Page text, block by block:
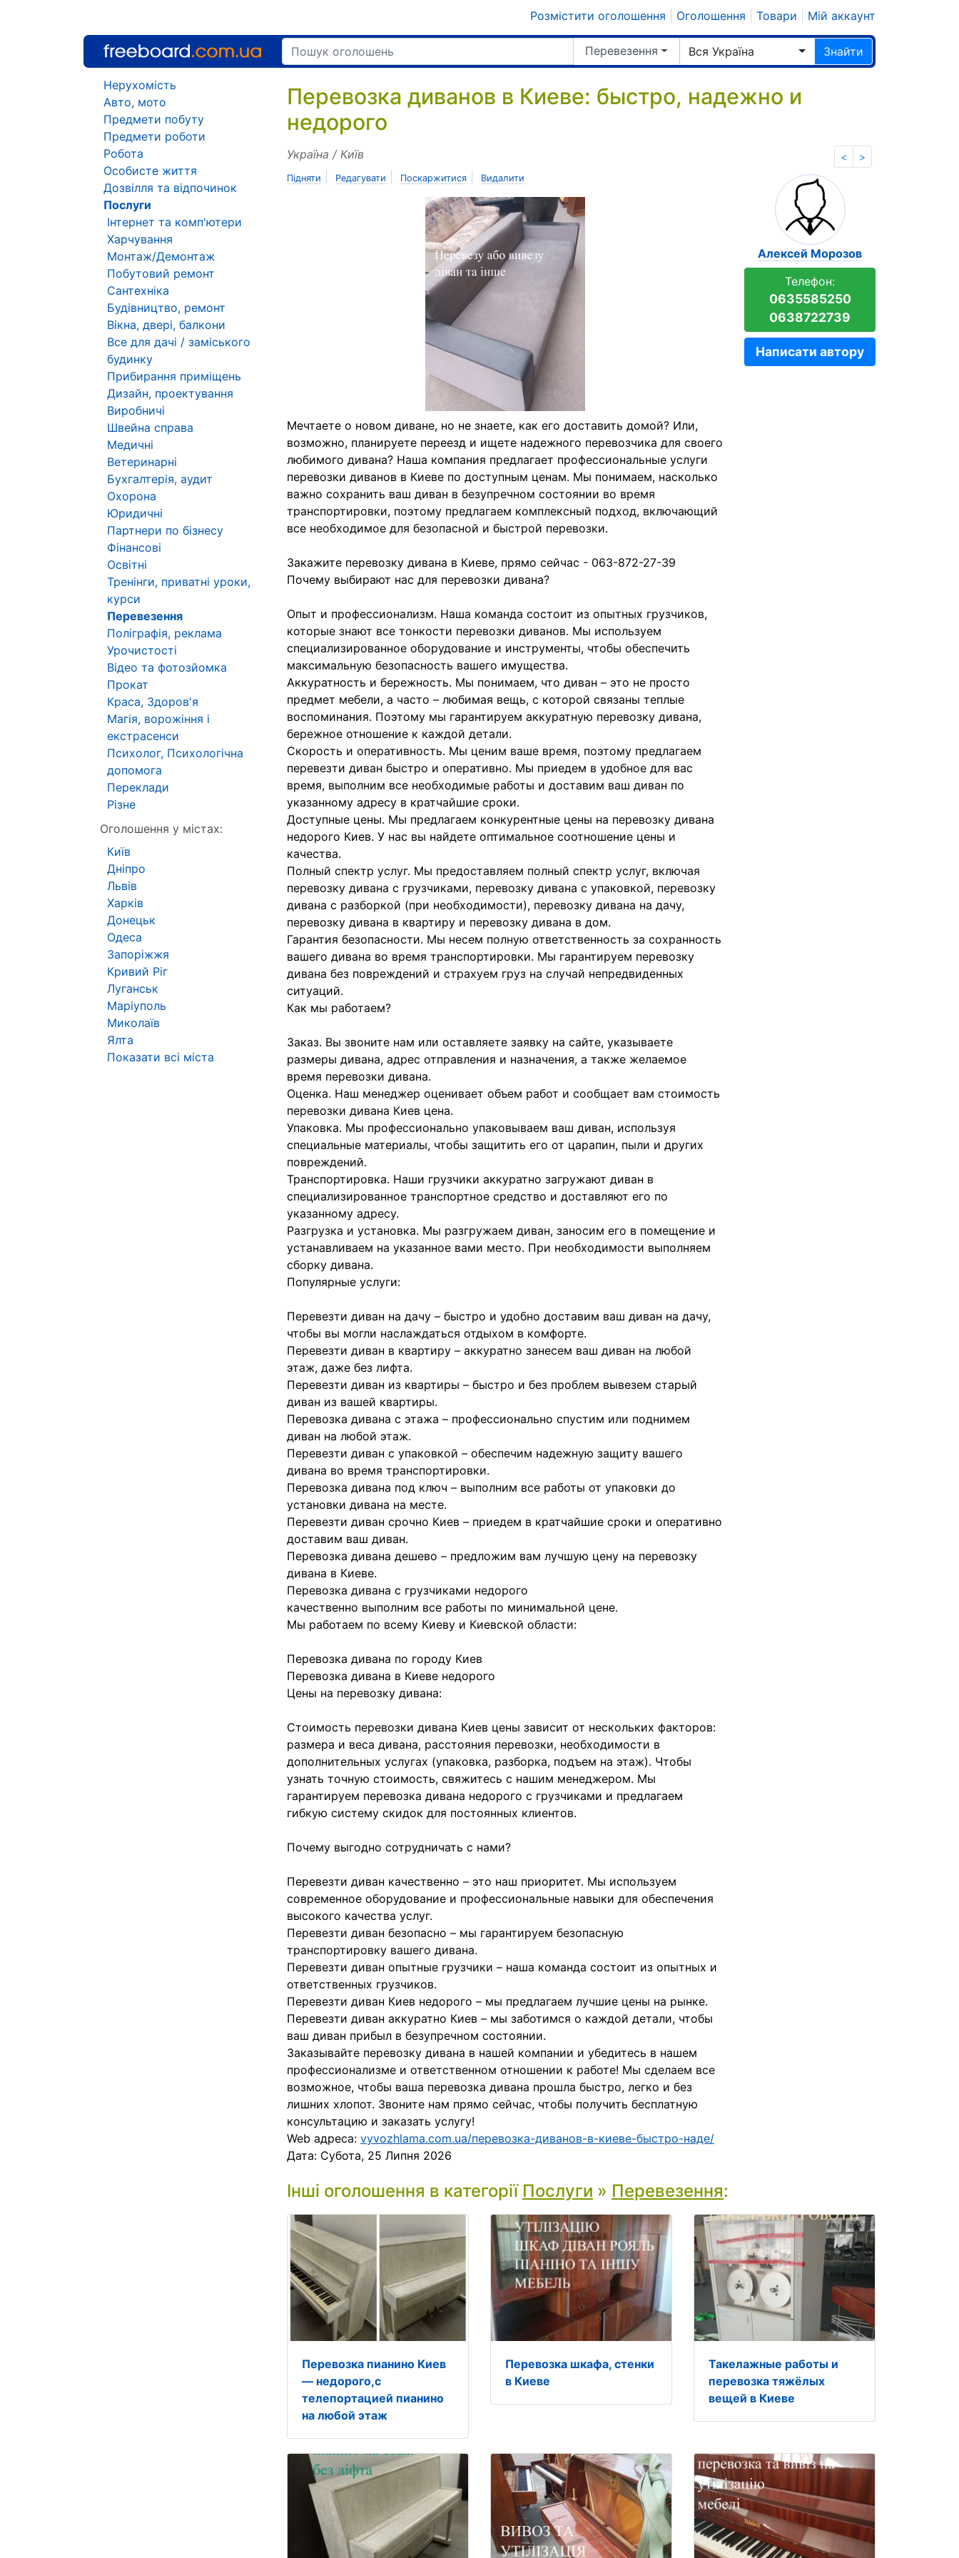
Розмістити оголошення Оголошення Товари Мій аккаунт
Перевезення Вся Україна Знайти
Перевозка диванов в Киеве: быстро, надежно и
недорого
< >
Україна / Київ
Підняти Редагувати Поскаржитися Видалити
Мечтаете о новом диване, но не знаете, как его доставить домой? Или,
возможно, планируете переезд и ищете надежного перевозчика для своего
любимого дивана? Наша компания предлагает профессиональные услуги
перевозки диванов в Киеве по доступным ценам. Мы понимаем, насколько
важно сохранить ваш диван в безупречном состоянии во время
транспортировки, поэтому предлагаем комплексный подход, включающий
все необходимое для безопасной и быстрой перевозки.
Закажите перевозку дивана в Киеве, прямо сейчас - 063-872-27-39
Почему выбирают нас для перевозки дивана?
Опыт и профессионализм. Наша команда состоит из опытных грузчиков,
которые знают все тонкости перевозки диванов. Мы используем
специализированное оборудование и инструменты, чтобы обеспечить
максимальную безопасность вашего имущества.
Аккуратность и бережность. Мы понимаем, что диван – это не просто
предмет мебели, а часто – любимая вещь, с которой связаны теплые
воспоминания. Поэтому мы гарантируем аккуратную перевозку дивана,
бережное отношение к каждой детали.
Скорость и оперативность. Мы ценим ваше время, поэтому предлагаем
перевезти диван быстро и оперативно. Мы приедем в удобное для вас
время, выполним все необходимые работы и доставим ваш диван по
указанному адресу в кратчайшие сроки.
Доступные цены. Мы предлагаем конкурентные цены на перевозку дивана
недорого Киев. У нас вы найдете оптимальное соотношение цены и
качества.
Полный спектр услуг. Мы предоставляем полный спектр услуг, включая
перевозку дивана с грузчиками, перевозку дивана с упаковкой, перевозку
дивана с разборкой (при необходимости), перевозку дивана на дачу,
перевозку дивана в квартиру и перевозку дивана в дом.
Гарантия безопасности. Мы несем полную ответственность за сохранность
вашего дивана во время транспортировки. Мы гарантируем перевозку
дивана без повреждений и страхуем груз на случай непредвиденных
ситуаций.
Как мы работаем?
Заказ. Вы звоните нам или оставляете заявку на сайте, указываете
размеры дивана, адрес отправления и назначения, а также желаемое
время перевозки дивана.
Оценка. Наш менеджер оценивает объем работ и сообщает вам стоимость
перевозки дивана Киев цена.
Упаковка. Мы профессионально упаковываем ваш диван, используя
специальные материалы, чтобы защитить его от царапин, пыли и других
повреждений.
Транспортировка. Наши грузчики аккуратно загружают диван в
специализированное транспортное средство и доставляют его по
указанному адресу.
Разгрузка и установка. Мы разгружаем диван, заносим его в помещение и
устанавливаем на указанное вами место. При необходимости выполняем
сборку дивана.
Популярные услуги:
Перевезти диван на дачу – быстро и удобно доставим ваш диван на дачу,
чтобы вы могли наслаждаться отдыхом в комфорте.
Перевезти диван в квартиру – аккуратно занесем ваш диван на любой
этаж, даже без лифта.
Перевезти диван из квартиры – быстро и без проблем вывезем старый
диван из вашей квартиры.
Перевозка дивана с этажа – профессионально спустим или поднимем
диван на любой этаж.
Перевезти диван с упаковкой – обеспечим надежную защиту вашего
дивана во время транспортировки.
Перевозка дивана под ключ – выполним все работы от упаковки до
установки дивана на месте.
Перевезти диван срочно Киев – приедем в кратчайшие сроки и оперативно
доставим ваш диван.
Перевозка дивана дешево – предложим вам лучшую цену на перевозку
дивана в Киеве.
Перевозка дивана с грузчиками недорого
качественно выполним все работы по минимальной цене.
Мы работаем по всему Киеву и Киевской области:
Перевозка дивана по городу Киев
Перевозка дивана в Киеве недорого
Цены на перевозку дивана:
Стоимость перевозки дивана Киев цены зависит от нескольких факторов:
размера и веса дивана, расстояния перевозки, необходимости в
дополнительных услугах (упаковка, разборка, подъем на этаж). Чтобы
узнать точную стоимость, свяжитесь с нашим менеджером. Мы
гарантируем перевозка дивана недорого с грузчиками и предлагаем
гибкую систему скидок для постоянных клиентов.
Почему выгодно сотрудничать с нами?
Перевезти диван качественно – это наш приоритет. Мы используем
современное оборудование и профессиональные навыки для обеспечения
высокого качества услуг.
Перевезти диван безопасно – мы гарантируем безопасную
транспортировку вашего дивана.
Перевезти диван опытные грузчики – наша команда состоит из опытных и
ответственных грузчиков.
Перевезти диван Киев недорого – мы предлагаем лучшие цены на рынке.
Перевезти диван аккуратно Киев – мы заботимся о каждой детали, чтобы
ваш диван прибыл в безупречном состоянии.
Заказывайте перевозку дивана в нашей компании и убедитесь в нашем
профессионализме и ответственном отношении к работе! Мы сделаем все
возможное, чтобы ваша перевозка дивана прошла быстро, легко и без
лишних хлопот. Звоните нам прямо сейчас, чтобы получить бесплатную
консультацию и заказать услугу!
Web адреса: vyvozhlama.com.ua/перевозка-диванов-в-киеве-быстро-наде/
Дата: Субота, 25 Липня 2026
Алексей Морозов
Телефон:
0635585250
0638722739
Написати автору
Інші оголошення в категорії Послуги » Перевезення:
Перевозка пианино Киев
— недорого,с
телепортацией пианино
на любой этаж
Перевозка шкафа, стенки
в Киеве
Такелажные работы и
перевозка тяжёлых
вещей в Киеве
Нерухомість
Авто, мото
Предмети побуту
Предмети роботи
Робота
Особисте життя
Дозвілля та відпочинок
Послуги
Інтернет та комп'ютери
Харчування
Монтаж/Демонтаж
Побутовий ремонт
Сантехніка
Будівництво, ремонт
Вікна, двері, балкони
Все для дачі / заміського
будинку
Прибирання приміщень
Дизайн, проектування
Виробничі
Швейна справа
Медичні
Ветеринарні
Бухгалтерія, аудит
Охорона
Юридичні
Партнери по бізнесу
Фінансові
Освітні
Тренінги, приватні уроки,
курси
Перевезення
Поліграфія, реклама
Урочистості
Відео та фотозйомка
Прокат
Краса, Здоров'я
Магія, ворожіння і
екстрасенси
Психолог, Психологічна
допомога
Переклади
Різне
Оголошення у містах:
Київ
Дніпро
Львів
Харків
Донецьк
Одеса
Запоріжжя
Кривий Ріг
Луганськ
Маріуполь
Миколаїв
Ялта
Показати всі міста